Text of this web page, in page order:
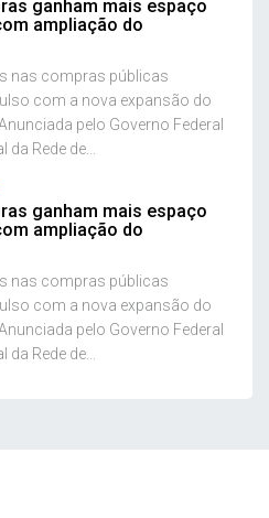
ganham mais espaço
ampliação do
nas compras públicas
com a nova expansão do
pelo Governo Federal
da Rede de...
ganham mais espaço
ampliação do
nas compras públicas
com a nova expansão do
pelo Governo Federal
da Rede de...